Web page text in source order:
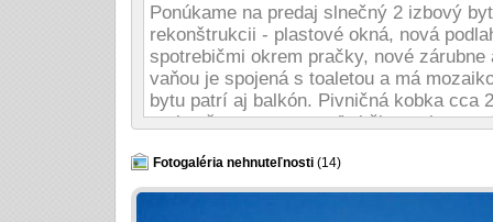
Ponúkame na predaj slnečný 2 izbový
rekonštrukcii - plastové okná, nová
spotrebičmi okrem pračky, nové
vaňou je spojená s toaletou a má
bytu patrí aj balkón. Pivničná kobka cca
zrekonštruovanou a veľmi čistom bytom
parkovania. V blízkosti sa nachádza
dohoda. Záujemcov prosím, aby ma
Fotogaléria nehnuteľnosti (14)